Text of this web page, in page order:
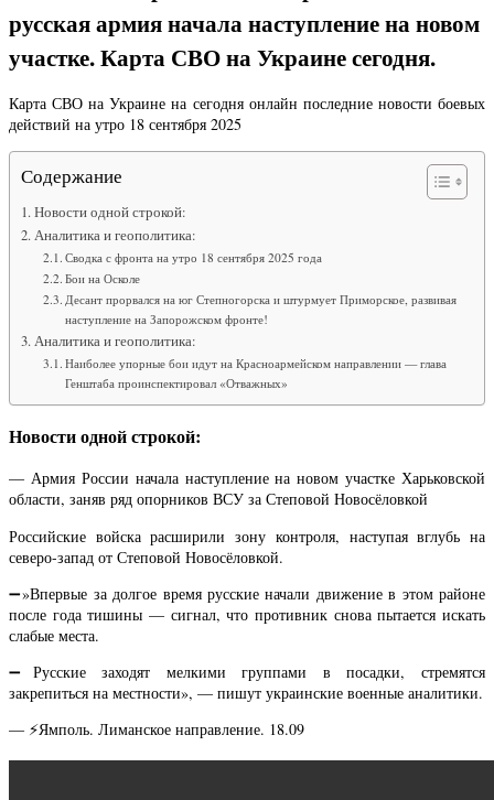
русская армия начала наступление на новом
участке. Карта СВО на Украине сегодня.
Карта СВО на Украине на сегодня онлайн последние новости боевых
действий на утро 18 сентября 2025
Содержание
Новости одной строкой:
Аналитика и геополитика:
Сводка с фронта на утро 18 сентября 2025 года
Бои на Осколе
Десант прорвался на юг Степногорска и штурмует Приморское, развивая
наступление на Запорожском фронте!
Аналитика и геополитика:
Наиболее упорные бои идут на Красноармейском направлении — глава
Генштаба проинспектировал «Отважных»
Новости одной строкой:
— Армия России начала наступление на новом участке Харьковской
области, заняв ряд опорников ВСУ за Степовой Новосёловкой
Российские войска расширили зону контроля, наступая вглубь на
северо-запад от Степовой Новосёловкой.
➖»Впервые за долгое время русские начали движение в этом районе
после года тишины — сигнал, что противник снова пытается искать
слабые места.
➖Русские заходят мелкими группами в посадки, стремятся
закрепиться на местности», — пишут украинские военные аналитики.
— ⚡️Ямполь. Лиманское направление. 18.09